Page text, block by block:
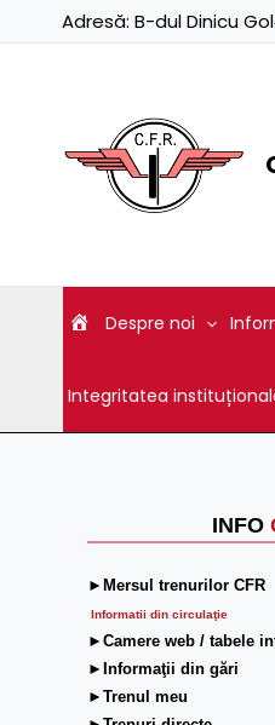
Adresă: B-dul Dinicu
Despre noi
Integritatea
INFO
►Mersul trenurilor CFR
Informatii din circulaţie
►Camere web / tabele
►Informaţii din gări
►Trenul meu